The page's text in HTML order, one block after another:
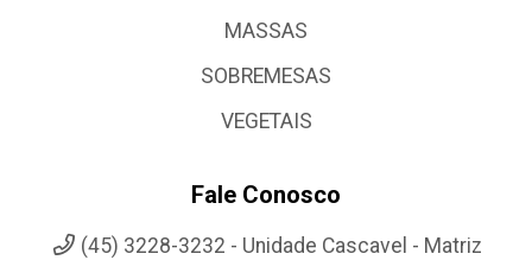
MASSAS
SOBREMESAS
VEGETAIS
Fale Conosco
(45) 3228-3232 - Unidade Cascavel - Matriz